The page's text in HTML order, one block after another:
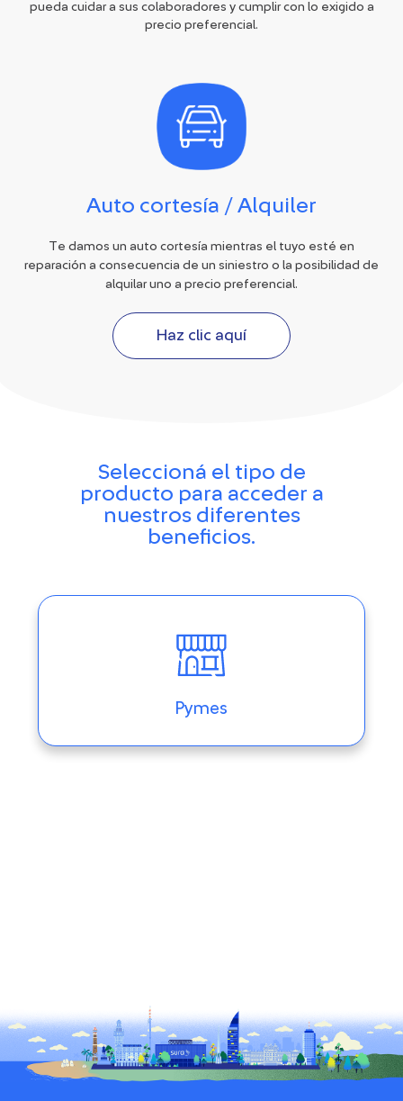
pueda cuidar a sus colaboradores y cumplir con lo exigido a
precio preferencial.
Auto cortesía / Alquiler
Te damos un auto cortesía mientras el tuyo esté en
reparación a consecuencia de un siniestro o la posibilidad de
alquilar uno a precio preferencial.
Haz clic aquí
Seleccioná el tipo de
producto para acceder a
nuestros diferentes
beneficios.
Pymes